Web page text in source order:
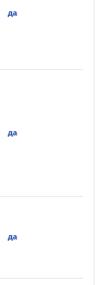
да
да
да